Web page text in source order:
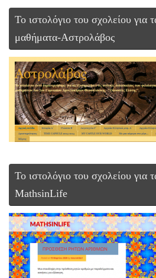
Το ιστολόγιο του σχολείου για
μαθήματα-Αστρολάβος
To ιστολόγιο του σχολείου για
MathsinLife